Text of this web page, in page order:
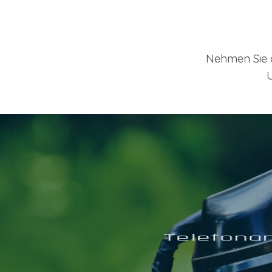
Nehmen
Ich freue mich auf eine